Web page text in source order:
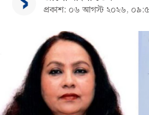
প্রকাশ: ০৬ আগস্ট ২০২৬,